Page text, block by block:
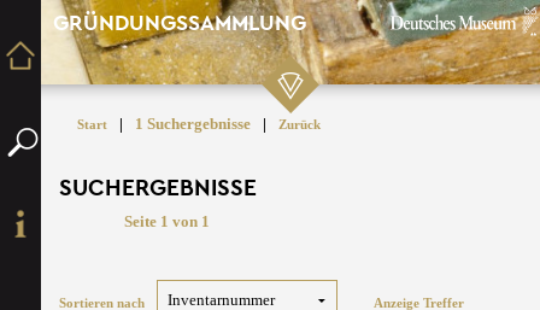
GRÜNDUNGSSAMMLUNG
Start | 1 Suchergebnisse | Zurück
SUCHERGEBNISSE
Seite 1 von 1
Sortieren nach Anzeige Treffer